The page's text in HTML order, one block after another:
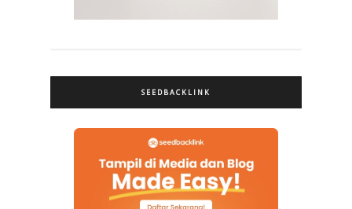
SEEDBACKLINK